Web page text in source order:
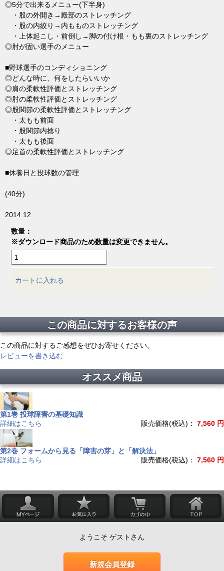
◎5分で出来るメニュー(下半身)
・股の外開き→殿部のストレッチング
・股の内絞り→内もものストレッチング
・上体起こし・前倒し→脚の付け根・もも裏のストレッチング
◎肘が固い選手のメニュー
■野球選手のコンディショニング
◎どんな時に、何をしたらいいか
◎肩の柔軟性評価とストレッチング
◎肘の柔軟性評価とストレッチング
◎股関節の柔軟性評価とストレッチング
・太もも前面
・股関節内捻り
・太もも後面
◎足首の柔軟性評価とストレッチング
■休養日と投球数の管理
(40分)
2014.12
数量：
※ダウンロード商品のため数量は変更できません。
カートに入れる
この商品に対するお客様の声
この商品に対するご感想をぜひお寄せください。
レビューを書き込む
オススメ商品
第1巻 投球障害の基礎知識
販売価格(税込)：
7,560 円
詳細はこちら
第2巻 フォームから見る「障害の芽」と「解決法」
販売価格(税込)：
7,560 円
詳細はこちら
ようこそ ゲストさん
新規会員登録